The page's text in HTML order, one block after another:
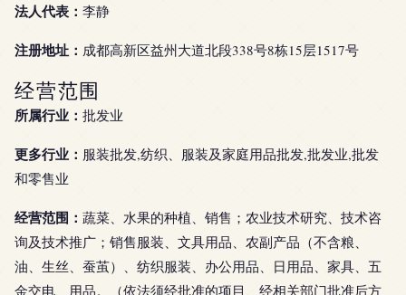
法人代表： 李静
注册地址： 成都高新区益州大道北段338号8栋15层1517号
经营范围
所属行业： 批发业
更多行业： 服装批发,纺织、服装及家庭用品批发,批发业,批发
和零售业
经营范围： 蔬菜、水果的种植、销售；农业技术研究、技术咨
询及技术推广；销售服装、文具用品、农副产品（不含粮、
油、生丝、蚕茧）、纺织服装、办公用品、日用品、家具、五
金交电、用品。（依法须经批准的项目、经相关部门批准后方